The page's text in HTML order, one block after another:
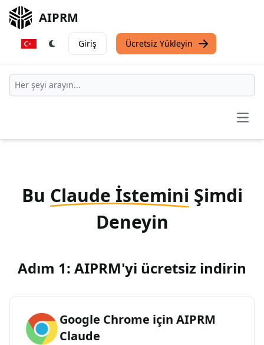
AIPRM
Giriş Ücretsiz Yükleyin
Bu Claude İstemini Şimdi
Deneyin
Adım 1: AIPRM'yi ücretsiz indirin
Google Chrome için AIPRM
Claude